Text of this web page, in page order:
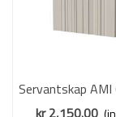
Servantskap
- cashmere -
kr 2,150.00